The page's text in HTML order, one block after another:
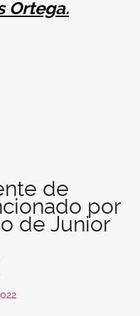
Ortega.
de
por
de Junior